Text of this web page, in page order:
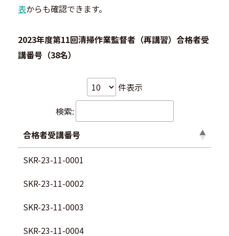
表からも確認できます。
2023年度第11回清掃作業監督者（再講習）合格者受
講番号（38名）
件表示
検索:
合格者受講番号
SKR-23-11-0001
SKR-23-11-0002
SKR-23-11-0003
SKR-23-11-0004